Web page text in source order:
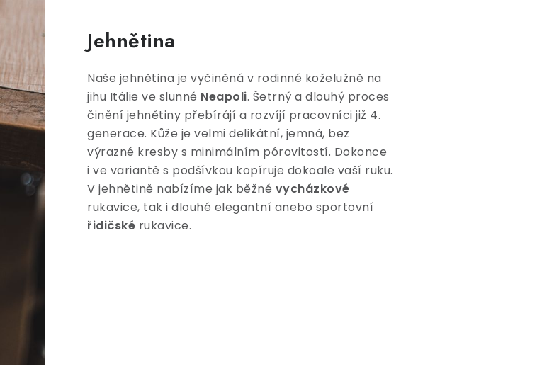
Jehnětina
Naše jehnětina je vyčiněná v rodinné koželužně na
jihu Itálie ve slunné Neapoli. Šetrný a dlouhý proces
činění jehnětiny přebírájí a rozvíjí pracovníci již 4.
generace. Kůže je velmi delikátní, jemná, bez
výrazné kresby s minimálním pórovitostí. Dokonce
i ve variantě s podšívkou kopíruje dokoale vaší ruku.
V jehnětině nabízíme jak běžné vycházkové
rukavice, tak i dlouhé elegantní anebo sportovní
řidičské rukavice.